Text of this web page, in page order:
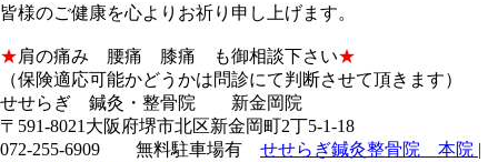
皆様のご健康を心よりお祈り申し上げます。
★肩の痛み 腰痛 膝痛 も御相談下さい★
（保険適応可能かどうかは問診にて判断させて頂きます）
せせらぎ 鍼灸・整骨院 新金岡院
〒591-8021大阪府堺市北区新金岡町2丁5-1-18
072-255-6909 無料駐車場有 せせらぎ鍼灸整骨院 本院 |